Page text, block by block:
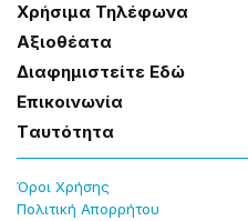
Χρήσɩμα Τηλέφωνα
Αξɩοθέατα
Δɩαφημɩστείτε Εδώ
Επɩκοɩνωνία
Tαυτότητα
Όροɩ Χρήσης
Πολɩτɩκή Απορρήτου